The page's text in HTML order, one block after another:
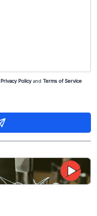
Privacy Policyand Terms of Service